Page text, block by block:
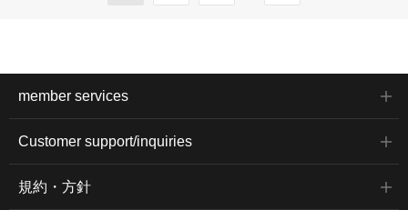
member services
Customer support/inquiries
規約・方針